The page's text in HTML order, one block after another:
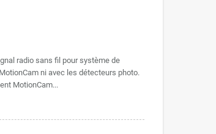
radio sans fil pour système de
ni avec les détecteurs photo.
MotionCam...